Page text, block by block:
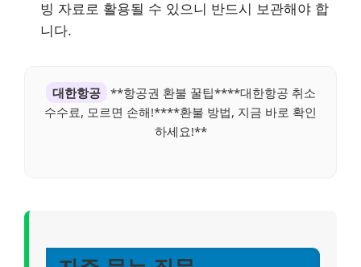
빙 자료로 활용될 수 있으니 반드시 보관해야 합
니다.
대한항공
**항공권 환불 꿀팁****대한항공 취소
수수료, 모르면 손해!****환불 방법, 지금 바로 확인
하세요!**